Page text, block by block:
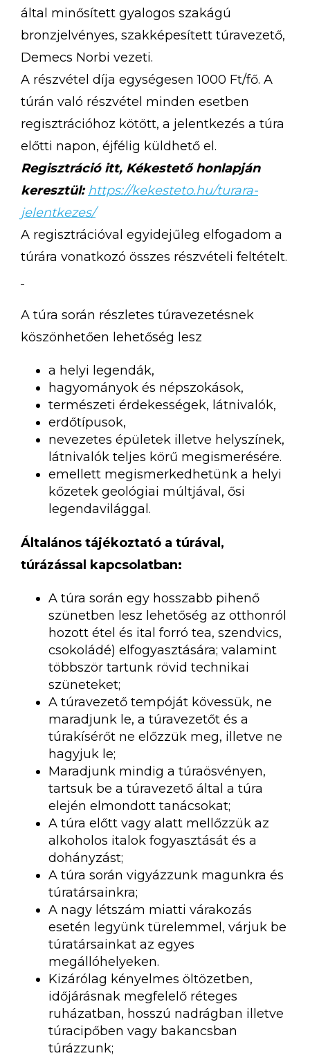
által minősített gyalogos szakágú
bronzjelvényes, szakképesített túravezető,
Demecs Norbi vezeti.
A részvétel díja egységesen 1000 Ft/fő. A
túrán való részvétel minden esetben
regisztrációhoz kötött, a jelentkezés a túra
előtti napon, éjfélig küldhető el.
Regisztráció itt, Kékestető honlapján
keresztül: https://kekesteto.hu/turara-
jelentkezes/
A regisztrációval egyidejűleg elfogadom a
túrára vonatkozó összes részvételi feltételt.
A túra során részletes túravezetésnek
köszönhetően lehetőség lesz
a helyi legendák,
hagyományok és népszokások,
természeti érdekességek, látnivalók,
erdőtípusok,
nevezetes épületek illetve helyszínek,
látnivalók teljes körű megismerésére.
emellett megismerkedhetünk a helyi
kőzetek geológiai múltjával, ősi
legendavilággal.
Általános tájékoztató a túrával,
túrázással kapcsolatban:
A túra során egy hosszabb pihenő
szünetben lesz lehetőség az otthonról
hozott étel és ital forró tea, szendvics,
csokoládé) elfogyasztására; valamint
többször tartunk rövid technikai
szüneteket;
A túravezető tempóját kövessük, ne
maradjunk le, a túravezetőt és a
túrakísérőt ne előzzük meg, illetve ne
hagyjuk le;
Maradjunk mindig a túraösvényen,
tartsuk be a túravezető által a túra
elején elmondott tanácsokat;
A túra előtt vagy alatt mellőzzük az
alkoholos italok fogyasztását és a
dohányzást;
A túra során vigyázzunk magunkra és
túratársainkra;
A nagy létszám miatti várakozás
esetén legyünk türelemmel, várjuk be
túratársainkat az egyes
megállóhelyeken.
Kizárólag kényelmes öltözetben,
időjárásnak megfelelő réteges
ruházatban, hosszú nadrágban illetve
túracipőben vagy bakancsban
túrázzunk;